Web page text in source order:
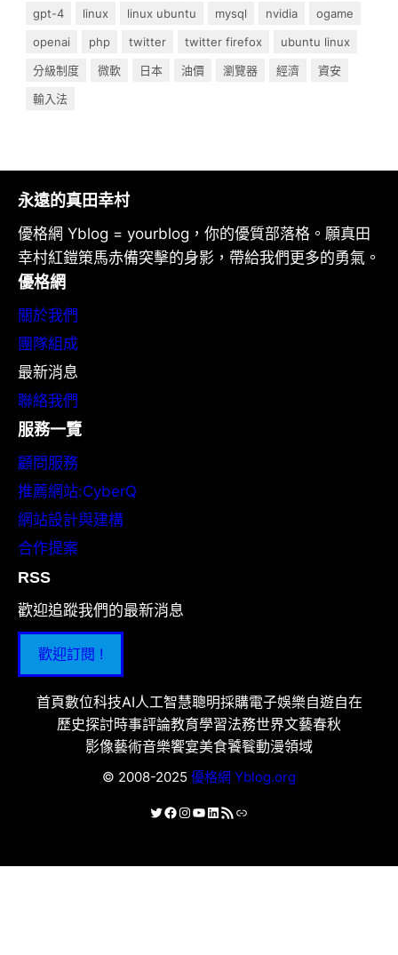
gpt-4
linux linux ubuntu mysql nvidia
ogame
openai
php twitter twitter firefox
ubuntu linux
分級制度
微軟 日本 油價 瀏覽器 經濟
資安
輸入法
永遠的真田幸村
優格網 Yblog = yourblog，你的優質部落格。願真田
幸村紅鎧策馬赤備突擊的身影，帶給我們更多的勇氣。
優格網
關於我們
團隊組成
最新消息
聯絡我們
服務一覽
顧問服務
推薦網站:CyberQ
網站設計與建構
合作提案
RSS
歡迎追蹤我們的最新消息
歡迎訂閱 !
首頁數位科技AI人工智慧聰明採購電子娛樂自遊自在
歷史探討時事評論教育學習法務世界文藝春秋
影像藝術音樂饗宴美食饕餮動漫領域
© 2008-2025 優格網 Yblog.org
X Facebook
Instagram
YouTube
LinkedIn
RSS 資訊提供連結